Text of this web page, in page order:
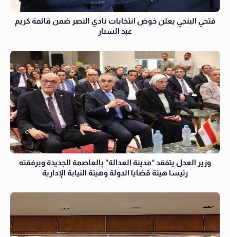
فتحي البنجي يعلن خوض انتخابات نادي النصر ضمن قائمة كريم
عبد الستار
وزير العدل يتفقد “مدينة العدالة” بالعاصمة الجديدة وبرفقته
رئيسا هيئة قضايا الدولة وهيئة النيابة الإدارية